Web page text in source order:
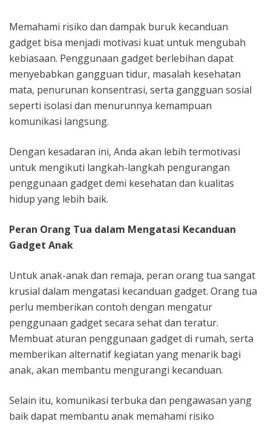
Memahami risiko dan dampak buruk kecanduan
gadget bisa menjadi motivasi kuat untuk mengubah
kebiasaan. Penggunaan gadget berlebihan dapat
menyebabkan gangguan tidur, masalah kesehatan
mata, penurunan konsentrasi, serta gangguan sosial
seperti isolasi dan menurunnya kemampuan
komunikasi langsung.
Dengan kesadaran ini, Anda akan lebih termotivasi
untuk mengikuti langkah-langkah pengurangan
penggunaan gadget demi kesehatan dan kualitas
hidup yang lebih baik.
Peran Orang Tua dalam Mengatasi Kecanduan
Gadget Anak
Untuk anak-anak dan remaja, peran orang tua sangat
krusial dalam mengatasi kecanduan gadget. Orang tua
perlu memberikan contoh dengan mengatur
penggunaan gadget secara sehat dan teratur.
Membuat aturan penggunaan gadget di rumah, serta
memberikan alternatif kegiatan yang menarik bagi
anak, akan membantu mengurangi kecanduan.
Selain itu, komunikasi terbuka dan pengawasan yang
baik dapat membantu anak memahami risiko